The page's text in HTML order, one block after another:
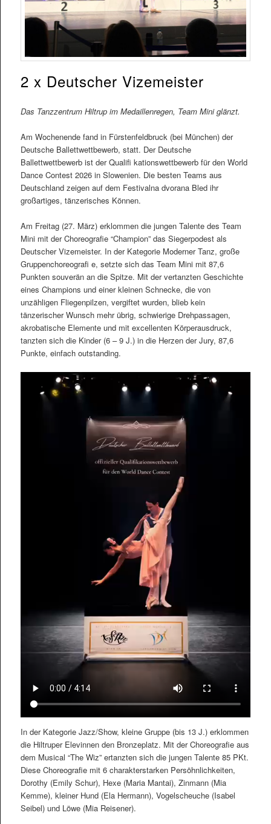
2 x Deutscher Vizemeister
Das Tanzzentrum Hiltrup im Medaillenregen, Team Mini glänzt.
Am Wochenende fand in Fürstenfeldbruck (bei München) der
Deutsche Ballettwettbewerb, statt. Der Deutsche
Ballettwettbewerb ist der Qualifi kationswettbewerb für den World
Dance Contest 2026 in Slowenien. Die besten Teams aus
Deutschland zeigen auf dem Festivalna dvorana Bled ihr
großartiges, tänzerisches Können.
Am Freitag (27. März) erklommen die jungen Talente des Team
Mini mit der Choreografie “Champion” das Siegerpodest als
Deutscher Vizemeister. In der Kategorie Moderner Tanz, große
Gruppenchoreografi e, setzte sich das Team Mini mit 87,6
Punkten souverän an die Spitze. Mit der vertanzten Geschichte
eines Champions und einer kleinen Schnecke, die von
unzähligen Fliegenpilzen, vergiftet wurden, blieb kein
tänzerischer Wunsch mehr übrig, schwierige Drehpassagen,
akrobatische Elemente und mit excellenten Körperausdruck,
tanzten sich die Kinder (6 – 9 J.) in die Herzen der Jury, 87,6
Punkte, einfach outstanding.
In der Kategorie Jazz/Show, kleine Gruppe (bis 13 J.) erklommen
die Hiltruper Elevinnen den Bronzeplatz. Mit der Choreografie aus
dem Musical “The Wiz” ertanzten sich die jungen Talente 85 PKt.
Diese Choreografie mit 6 charakterstarken Persöhnlichkeiten,
Dorothy (Emily Schur), Hexe (Maria Mantai), Zinmann (Mia
Kemme), kleiner Hund (Ela Hermann), Vogelscheuche (Isabel
Seibel) und Löwe (Mia Reisener).